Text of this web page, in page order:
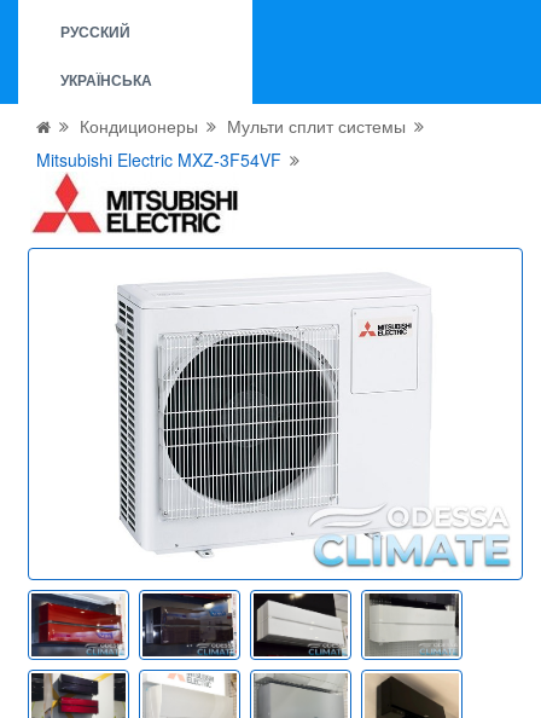
РУССКИЙ
УКРАЇНСЬКА
Кондиционеры
Мульти сплит системы
Mitsubishi Electric MXZ-3F54VF